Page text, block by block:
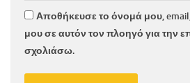
Αποθήκευσε το όνομά μου,
μου σε αυτόν τον πλοηγό για την
σχολιάσω.